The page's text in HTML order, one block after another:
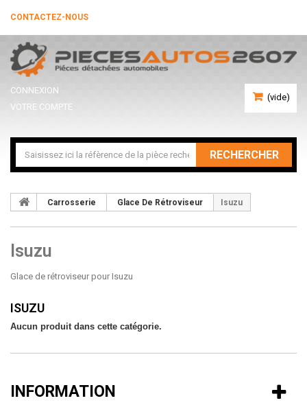
CONTACTEZ-NOUS
(vide)
CONNEXION
VOTRE COMPTE
RECHERCHER
Carrosserie Glace De Rétroviseur Isuzu
Isuzu
Glace de rétroviseur pour Isuzu
ISUZU
Aucun produit dans cette catégorie.
INFORMATION